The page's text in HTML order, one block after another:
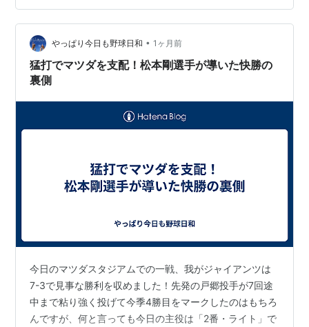
Web(https://www.giants.jp/game/20260623_31021_1/)
～～～～～～～～～～～～～～～～～～…
やっぱり今日も野球日和 • 1ヶ月前
猛打でマツダを支配！松本剛選手が導いた快勝の
裏側
今日のマツダスタジアムでの一戦、我がジャイアンツは
7-3で見事な勝利を収めました！先発の戸郷投手が7回途
中まで粘り強く投げて今季4勝目をマークしたのはもちろ
んですが、何と言っても今日の主役は「2番・ライト」で